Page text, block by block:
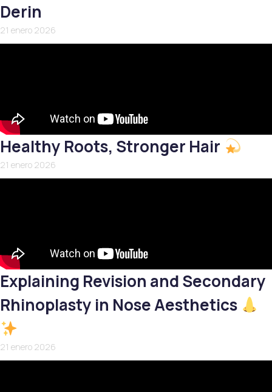
Derin
21 enero 2026
Healthy Roots, Stronger Hair
21 enero 2026
Explaining Revision and Secondary
Rhinoplasty in Nose Aesthetics
21 enero 2026